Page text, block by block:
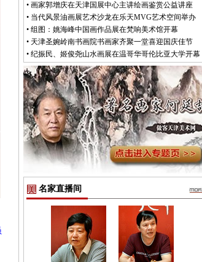
• 画家郭增庆在天津国展中心主讲绘画鉴赏公益讲座
• 当代风景油画展艺术沙龙在乐天MVG艺术空间举办
• 组图：姚海峰中国画作品展在梵响美术馆开幕
• 天津圣婉岭南书画院书画家齐聚一堂喜迎国庆佳节
• 纪振民、姬俊尧山水画展在温哥华哥伦比亚大学开幕
名家直播间